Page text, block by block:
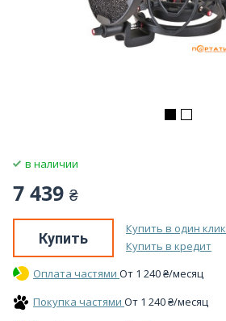
в наличии
7 439 ₴
Купить
Купить в один клик
Купить в кредит
Оплата частями От 1 240₴/месяц
Покупка частями От 1 240₴/месяц